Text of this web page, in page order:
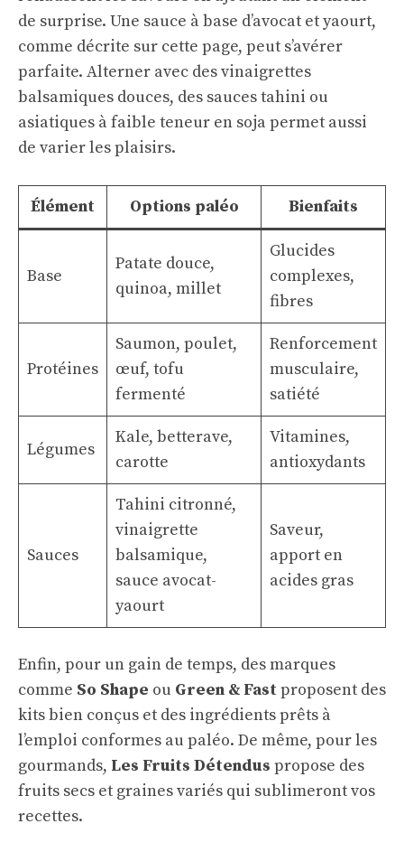
de surprise. Une sauce à base d’avocat et yaourt,
comme décrite sur cette page, peut s’avérer
parfaite. Alterner avec des vinaigrettes
balsamiques douces, des sauces tahini ou
asiatiques à faible teneur en soja permet aussi
de varier les plaisirs.
Élément Options paléo Bienfaits
Base
Patate douce,
quinoa, millet
Glucides
complexes,
fibres
Protéines
Saumon, poulet,
œuf, tofu
fermenté
Renforcement
musculaire,
satiété
Légumes
Kale, betterave,
carotte
Vitamines,
antioxydants
Sauces
Tahini citronné,
vinaigrette
balsamique,
sauce avocat-
yaourt
Saveur,
apport en
acides gras
Enfin, pour un gain de temps, des marques
comme So Shape ou Green & Fast proposent des
kits bien conçus et des ingrédients prêts à
l’emploi conformes au paléo. De même, pour les
gourmands, Les Fruits Détendus propose des
fruits secs et graines variés qui sublimeront vos
recettes.